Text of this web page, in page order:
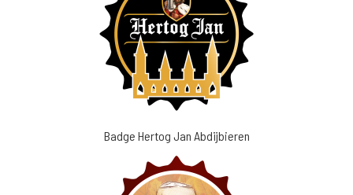
Badge Hertog Jan Abdijbieren